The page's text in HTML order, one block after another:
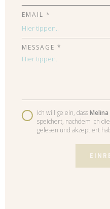
EMAIL *
MESSAGE *
Ich willige ein, dassMelina
speichert, nachdem ich
gelesen und akzeptiert